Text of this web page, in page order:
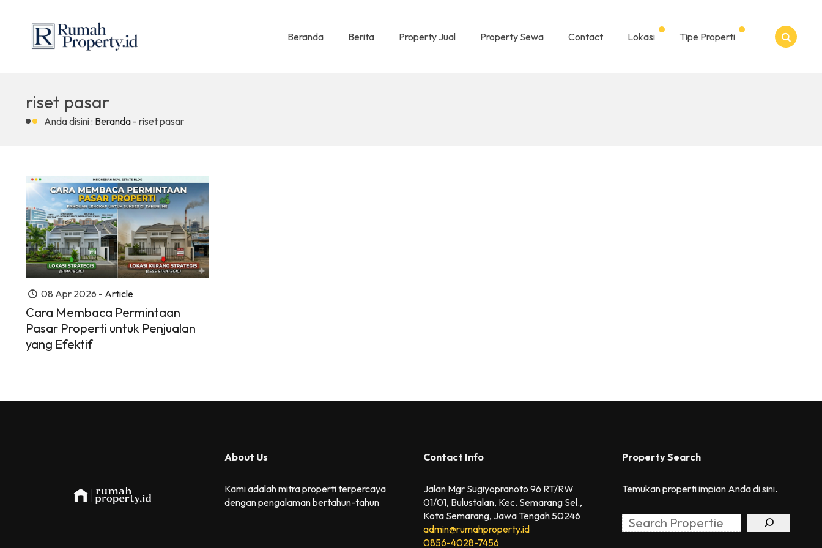
Beranda Berita Property Jual Property Sewa Contact Lokasi Tipe Properti
riset pasar
Anda disini : Beranda - riset pasar
08 Apr 2026 - Article
Cara Membaca Permintaan
Pasar Properti untuk Penjualan
yang Efektif
About Us
Kami adalah mitra properti terpercaya
dengan pengalaman bertahun-tahun
Contact Info
Jalan Mgr Sugiyopranoto 96 RT/RW
01/01, Bulustalan, Kec. Semarang Sel.,
Kota Semarang, Jawa Tengah 50246
admin@rumahproperty.id
0856-4028-7456
Property Search
Temukan properti impian Anda di sini.
Search